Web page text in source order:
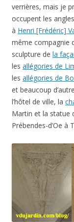
verrières, mais je
occupent les
à Henri [Frédéric]
même compagnie
sculpture de la
les allégories de
les allégories de
et beaucoup
l’hôtel de ville, la
Martin et la statue
Prébendes-d’Oe à